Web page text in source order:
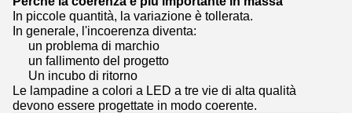
In piccole quantità, la variazione è tollerata.
In generale, l'incoerenza diventa:
un problema di marchio
un fallimento del progetto
Un incubo di ritorno
Le lampadine a colori a LED a tre vie di alta qualità
devono essere progettate in modo coerente.